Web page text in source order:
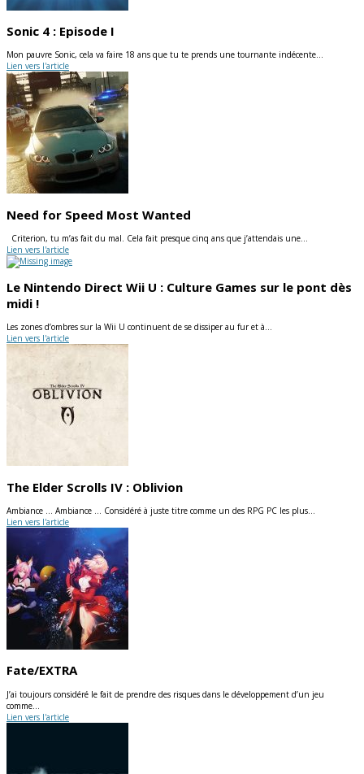
Sonic 4 : Episode I
Mon pauvre Sonic, cela va faire 18 ans que tu te prends une tournante indécente…
Lien vers l'article
Need for Speed Most Wanted
Criterion, tu m’as fait du mal. Cela fait presque cinq ans que j’attendais une…
Lien vers l'article
Le Nintendo Direct Wii U : Culture Games sur le pont dès
midi !
Les zones d’ombres sur la Wii U continuent de se dissiper au fur et à…
Lien vers l'article
The Elder Scrolls IV : Oblivion
Ambiance … Ambiance … Considéré à juste titre comme un des RPG PC les plus…
Lien vers l'article
Fate/EXTRA
J’ai toujours considéré le fait de prendre des risques dans le développement d’un jeu
comme…
Lien vers l'article